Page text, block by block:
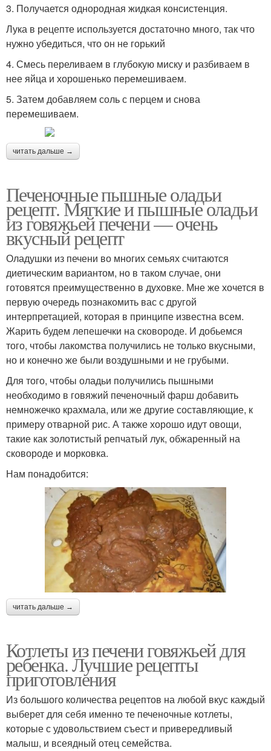
3. Получается однородная жидкая консистенция.
Лука в рецепте используется достаточно много, так что
нужно убедиться, что он не горький
4. Смесь переливаем в глубокую миску и разбиваем в
нее яйца и хорошенько перемешиваем.
5. Затем добавляем соль с перцем и снова
перемешиваем.
читать дальше →
Печеночные пышные оладьи
рецепт. Мягкие и пышные оладьи
из говяжьей печени — очень
вкусный рецепт
Оладушки из печени во многих семьях считаются
диетическим вариантом, но в таком случае, они
готовятся преимущественно в духовке. Мне же хочется в
первую очередь познакомить вас с другой
интерпретацией, которая в принципе известна всем.
Жарить будем лепешечки на сковороде. И добьемся
того, чтобы лакомства получились не только вкусными,
но и конечно же были воздушными и не грубыми.
Для того, чтобы оладьи получились пышными
необходимо в говяжий печеночный фарш добавить
немножечко крахмала, или же другие составляющие, к
примеру отварной рис. А также хорошо идут овощи,
такие как золотистый репчатый лук, обжаренный на
сковороде и морковка.
Нам понадобится:
читать дальше →
Котлеты из печени говяжьей для
ребенка. Лучшие рецепты
приготовления
Из большого количества рецептов на любой вкус каждый
выберет для себя именно те печеночные котлеты,
которые с удовольствием съест и привередливый
малыш, и всеядный отец семейства.